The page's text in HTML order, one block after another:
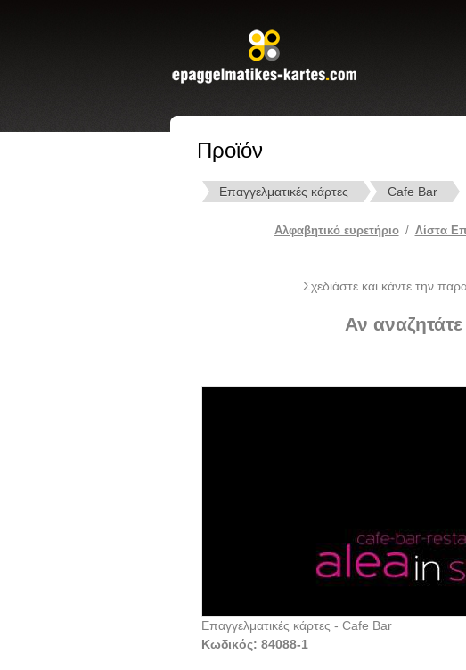
Προϊόν
Επαγγελματικές κάρτες Cafe Bar
Αλφαβητικό ευρετήριο / Λίστα
Σχεδιάστε και κάντε την
Αν
Επαγγελματικές κάρτες - Cafe Bar
Κωδικός: 84088-1